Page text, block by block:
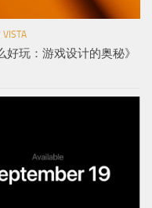
VISTA
好玩：游戏设计的奥秘》